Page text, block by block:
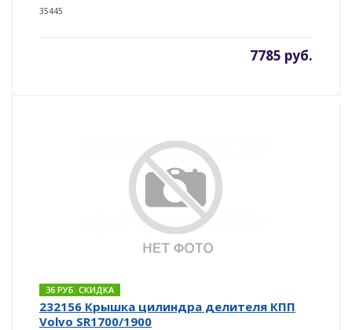
35445
7785 руб.
36 РУБ. СКИДКА
232156 Крышка цилиндра делителя КПП
Volvo SR1700/1900